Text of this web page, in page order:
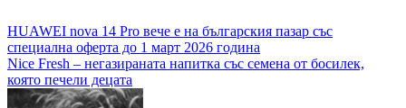
Навигация
HUAWEI nova 14 Pro вече е на българския пазар със
специална оферта до 1 март 2026 година
Nice Fresh – негазираната напитка със семена от босилек,
която печели децата